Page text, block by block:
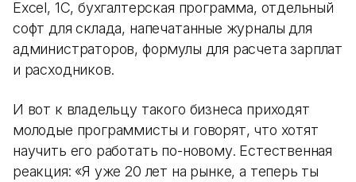
Excel, 1С, бухгалтерская программа, отдельный
софт для склада, напечатанные журналы для
администраторов, формулы для расчета зарплат
и расходников.
И вот к владельцу такого бизнеса приходят
молодые программисты и говорят, что хотят
научить его работать по-новому. Естественная
реакция: «Я уже 20 лет на рынке, а теперь ты